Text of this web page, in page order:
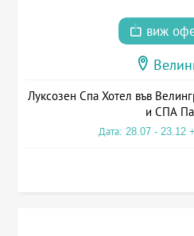
виж
Луксозен Спа Хотел във
и СПА
Дата: 28.07 - 23.12